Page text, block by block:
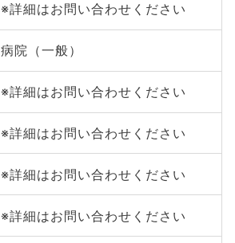
※詳細はお問い合わせください
病院（一般）
※詳細はお問い合わせください
※詳細はお問い合わせください
※詳細はお問い合わせください
※詳細はお問い合わせください